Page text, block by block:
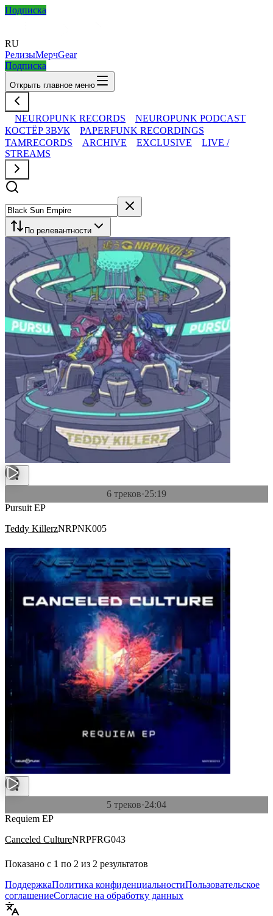
Подписка
RU
РелизыМерчGear
Подписка
Открыть главное меню
NEUROPUNK RECORDS
NEUROPUNK PODCAST
КОСТЁР ЗВУК
PAPERFUNK RECORDINGS
TAMRECORDS
ARCHIVE EXCLUSIVE
LIVE /
STREAMS
По релевантности
6 треков·25:19
Pursuit EP
Teddy KillerzNRPNK005
5 треков·24:04
Requiem EP
Canceled CultureNRPFRG043
Показано с 1 по 2 из 2 результатов
ПоддержкаПолитика конфиденциальностиПользовательское
соглашениеСогласие на обработку данных